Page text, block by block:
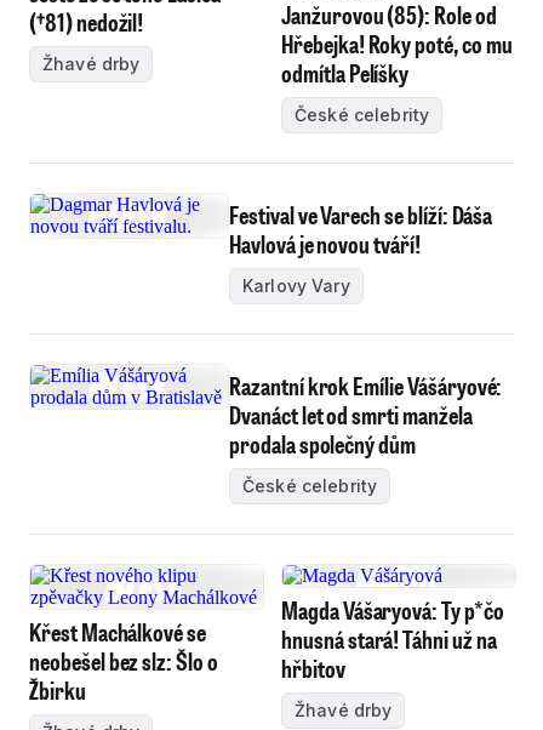
(†81) nedožil!
Žhavé drby
Janžurovou (85): Role od
Hřebejka! Roky poté, co mu
odmítla Pelíšky
České celebrity
Festival ve Varech se blíží: Dáša
Havlová je novou tváří!
Karlovy Vary
Razantní krok Emílie Vášáryové:
Dvanáct let od smrti manžela
prodala společný dům
České celebrity
Křest Machálkové se
neobešel bez slz: Šlo o
Žbirku
Magda Vášaryová: Ty p*čo
hnusná stará! Táhni už na
hřbitov
Žhavé drby